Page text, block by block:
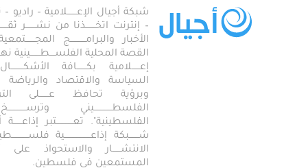
شبكة أجيال الإعـــــــلامية – راديو –
– إنترنت اتخـــــــذنا من نشـــــــر
الأخبار والبرامـــــــــــج
القصة المحلية الفلســــطـــــــينية
إعــــــلامية بكـــــــافة
السياسة والاقتصاد والرياضة
وبرؤية تحافظ عـــــــلى
الفلسطـــــــــــــيني
الفلسطينية". تعــــــــــــتبر إذاعــــــة
شـــــــبكة إذاعـــــــــــــــــــية
الانتشــــــار والاستحواذ
المستمعين في فلسطين.